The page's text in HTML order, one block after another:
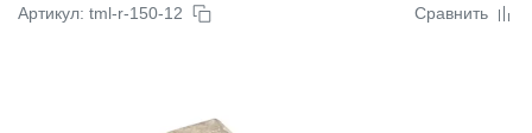
Артикул: tml-r-150-12 Сравнить